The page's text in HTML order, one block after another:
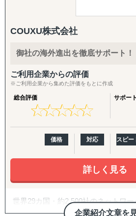
商品認証届（SKU追加）、登録工場
輸出入代行、最適な物流体制の構築
現地活動：
展示会出展支援（市場調査・参加・
代行）、商談会・ポップアップイベ
新規アプローチ継続、契約締結アド
買・代理店）
B2C/プロモーション：
ルエンサーマーケ、クラウドファン
行（Instagram・TikTok等）、
一言でいうと弊社は日本を含む、世
て丸投げし、背中を預けることがで
■海外 / 国内 Amazon支援
海外Amazon構築、アカウント運用、
用、海外向けクリエイティブ、商品
務、Amazon内ブランドページ制作
送、国内配送、FBA納品、通関、
ポート
■Shopify 越境EC支援
Shopifyt越境ECサイト構築、海外 /
アカウント運用、海外 / 国内広告運
策、商品保管、カスタマーサポート
Shopeeサイト構築、サイトデザイン
ザイン、アカウント運用、商品保管
COUXU株式会社
御社の海外進出を徹底サポート！
ご利用企業からの評価
※ご利用企業から集めた評価をもとに作成
総合評価
★★★★★
★★★★★
サポー
価格 対応 スピー
詳しく見る
企業紹介文章を
世界29カ国・約2,500社のネットワー
ータルサポート